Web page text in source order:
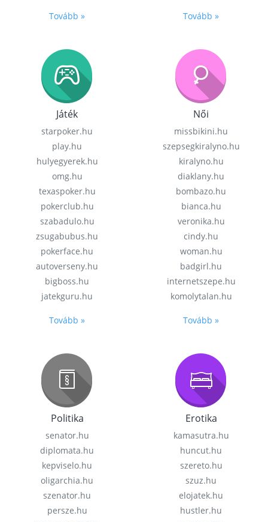
Tovább » Tovább »
Játék
starpoker.hu
play.hu
hulyegyerek.hu
omg.hu
texaspoker.hu
pokerclub.hu
szabadulo.hu
zsugabubus.hu
pokerface.hu
autoverseny.hu
bigboss.hu
jatekguru.hu
Tovább »
Női
missbikini.hu
szepsegkiralyno.hu
kiralyno.hu
diaklany.hu
bombazo.hu
bianca.hu
veronika.hu
cindy.hu
woman.hu
badgirl.hu
internetszepe.hu
komolytalan.hu
Tovább »
Politika
senator.hu
diplomata.hu
kepviselo.hu
oligarchia.hu
szenator.hu
persze.hu
Erotika
kamasutra.hu
huncut.hu
szereto.hu
szuz.hu
elojatek.hu
hustler.hu